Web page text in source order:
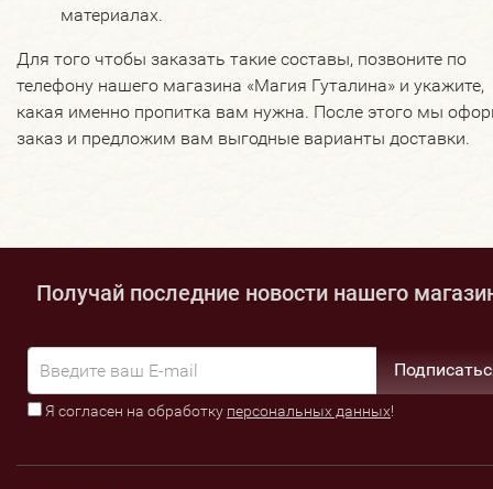
материалах.
Для того чтобы заказать такие составы, позвоните по
телефону нашего магазина «Магия Гуталина» и укажите,
какая именно пропитка вам нужна. После этого мы
заказ и предложим вам выгодные варианты доставки.
Получай последние новости нашего
Я согласен на обработку персональных данных!